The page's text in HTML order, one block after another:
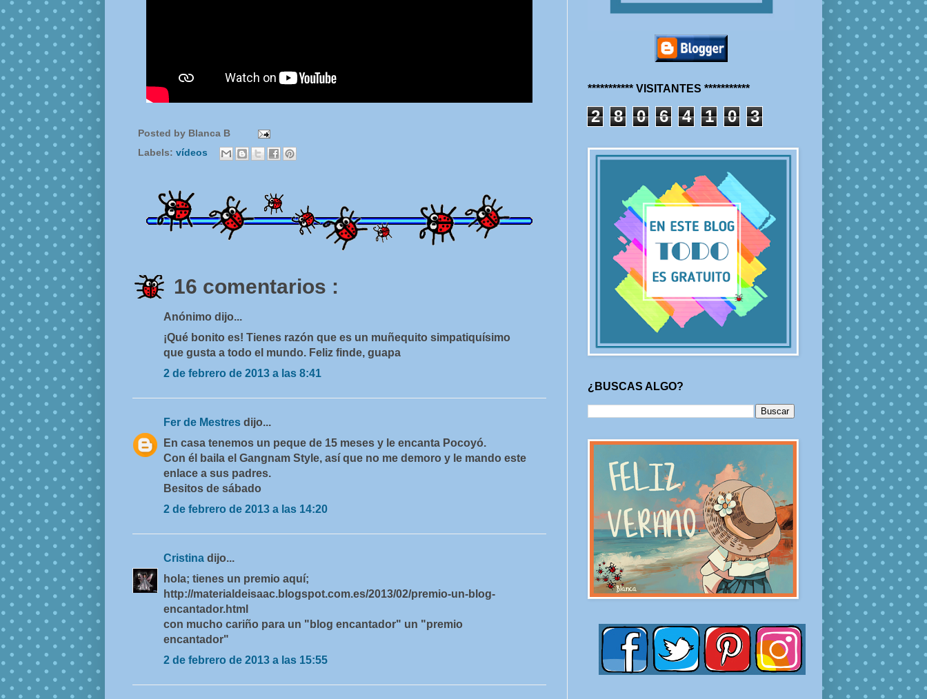
Posted by Blanca B
Labels: vídeos
16 comentarios :
Anónimo dijo...
¡Qué bonito es! Tienes razón que es un muñequito simpatiquísimo
que gusta a todo el mundo. Feliz finde, guapa
2 de febrero de 2013 a las 8:41
Fer de Mestres dijo...
En casa tenemos un peque de 15 meses y le encanta Pocoyó.
Con él baila el Gangnam Style, así que no me demoro y le mando este
enlace a sus padres.
Besitos de sábado
2 de febrero de 2013 a las 14:20
Cristina dijo...
hola; tienes un premio aquí;
http://materialdeisaac.blogspot.com.es/2013/02/premio-un-blog-
encantador.html
con mucho cariño para un "blog encantador" un "premio
encantador"
2 de febrero de 2013 a las 15:55
*********** VISITANTES ***********
2 8 0 6 4 1 0 3
¿BUSCAS ALGO?